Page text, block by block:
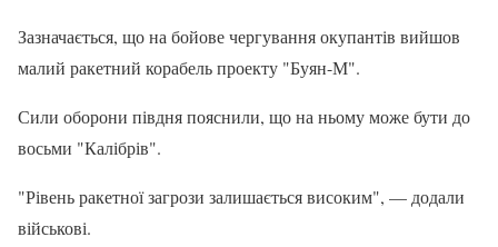
Зазначається, що на бойове чергування окупантів вийшов
малий ракетний корабель проекту "Буян-М".
Сили оборони півдня пояснили, що на ньому може бути до
восьми "Калібрів".
"Рівень ракетної загрози залишається високим", — додали
військові.